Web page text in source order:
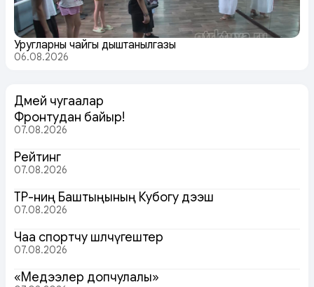
Уругларның чайгы дыштанылгазы
06.08.2026
Дөмей чугаалар
Фронтудан байыр!
07.08.2026
Рейтинг
07.08.2026
ТР-ниң Баштыңының Кубогу дээш
07.08.2026
Чаа спортчу шөлчүгештер
07.08.2026
«Медээлер допчулалы»